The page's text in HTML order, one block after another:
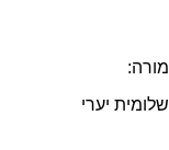
מורה:
שלומית יערי